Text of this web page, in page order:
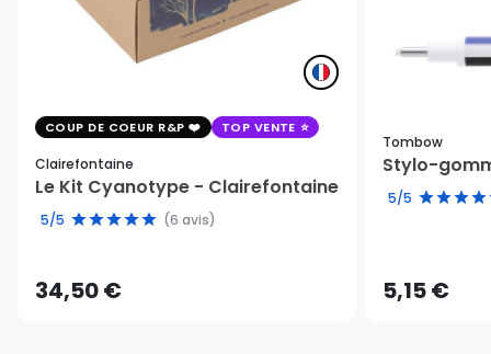
COUP DE COEUR R&P TOP VENTE
Clairefontaine
Le Kit Cyanotype - Clairefontaine
5/5 (6 avis)
34,50 €
Tombow
Stylo-
5/5
5,15 €